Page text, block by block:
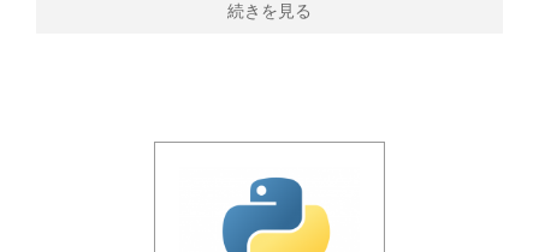
続きを見る